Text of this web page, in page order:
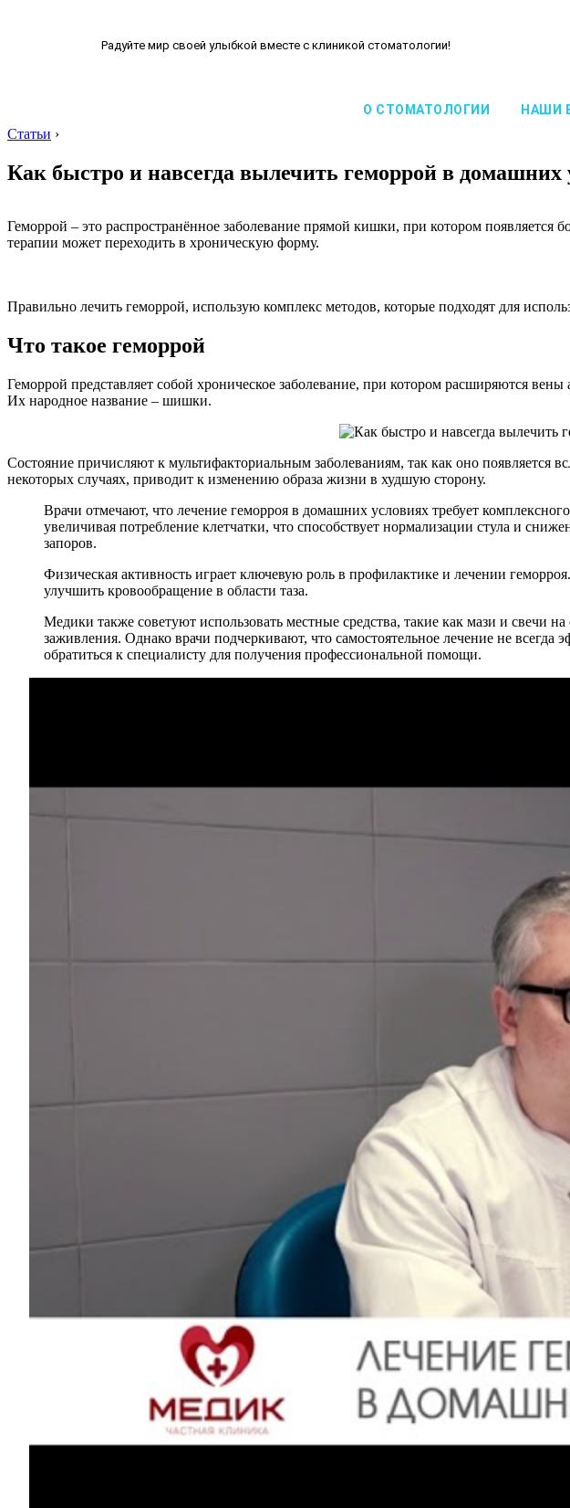
Радуйте мир своей улыбкой вместе с клиникой стоматологии!
О СТОМАТОЛОГИИ НАШИ
Статьи ›
Как быстро и навсегда вылечить геморрой в домашних
Геморрой – это распространённое заболевание прямой кишки, при котором появляется
терапии может переходить в хроническую форму.
Правильно лечить геморрой, использую комплекс методов, которые подходят для
Что такое геморрой
Геморрой представляет собой хроническое заболевание, при котором расширяются
Их народное название – шишки.
Состояние причисляют к мультифакториальным заболеваниям, так как оно появляется
некоторых случаях, приводит к изменению образа жизни в худшую сторону.
Врачи отмечают, что лечение геморроя в домашних условиях требует
увеличивая потребление клетчатки, что способствует нормализации стула и
запоров.
Физическая активность играет ключевую роль в профилактике и лечении
улучшить кровообращение в области таза.
Медики также советуют использовать местные средства, такие как мази и свечи
заживления. Однако врачи подчеркивают, что самостоятельное лечение не
обратиться к специалисту для получения профессиональной помощи.